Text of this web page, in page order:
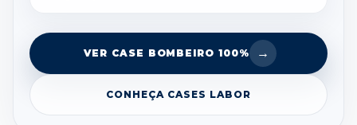
VER CASE BOMBEIRO 100% →
CONHEÇA CASES LABOR